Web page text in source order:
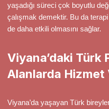
yaşadığı süreci çok boyutlu
çalışmak demektir. Bu da
de daha etkili olmasını sağlar.
Viyana’daki Türk
Alanlarda Hizmet
Viyana’da yaşayan Türk